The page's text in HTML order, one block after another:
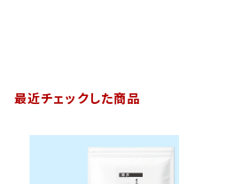
最近チェックした商品